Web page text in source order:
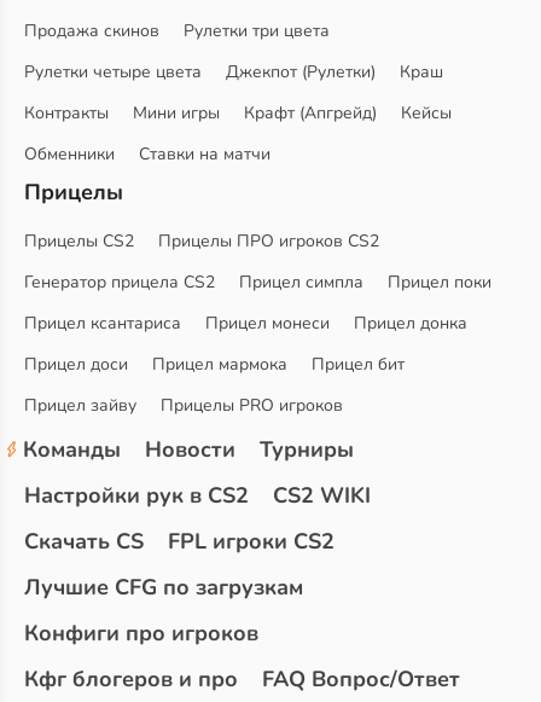
Продажа скинов
Рулетки три цвета
Рулетки четыре цвета
Джекпот (Рулетки)
Краш
Контракты
Мини игры Крафт (Апгрейд)
Кейсы
Обменники
Ставки на матчи
Прицелы
Прицелы CS2
Прицелы ПРО игроков CS2
Генератор прицела CS2
Прицел симпла
Прицел поки
Прицел ксантариса
Прицел монеси
Прицел донка
Прицел доси
Прицел мармока
Прицел бит
Прицел зайву
Прицелы PRO игроков
Команды Новости
Турниры
Настройки рук в CS2
CS2 WIKI
Скачать CS
FPL игроки CS2
Лучшие CFG по загрузкам
Конфиги про игроков
Кфг блогеров и про
FAQ Вопрос/Ответ